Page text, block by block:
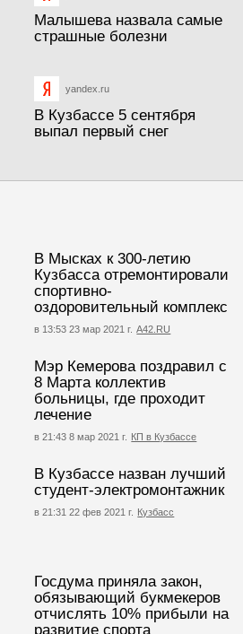
Малышева назвала самые
страшные болезни
yandex.ru
В Кузбассе 5 сентября
выпал первый снег
В Мысках к 300-летию
Кузбасса отремонтировали
спортивно-
оздоровительный комплекс
в 13:53 23 мар 2021 г. А42.RU
Мэр Кемерова поздравил с
8 Марта коллектив
больницы, где проходит
лечение
в 21:43 8 мар 2021 г. КП в Кузбассе
В Кузбассе назван лучший
студент-электромонтажник
в 21:31 22 фев 2021 г. Кузбасс
Госдума приняла закон,
обязывающий букмекеров
отчислять 10% прибыли на
развитие спорта